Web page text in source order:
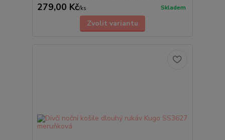
279,00 Kč/ks Skladem
Zvolit variantu